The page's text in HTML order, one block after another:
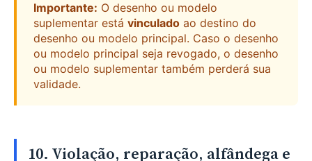
Importante: O desenho ou modelo
suplementar está vinculado ao destino do
desenho ou modelo principal. Caso o desenho
ou modelo principal seja revogado, o desenho
ou modelo suplementar também perderá sua
validade.
10. Violação, reparação, alfândega e